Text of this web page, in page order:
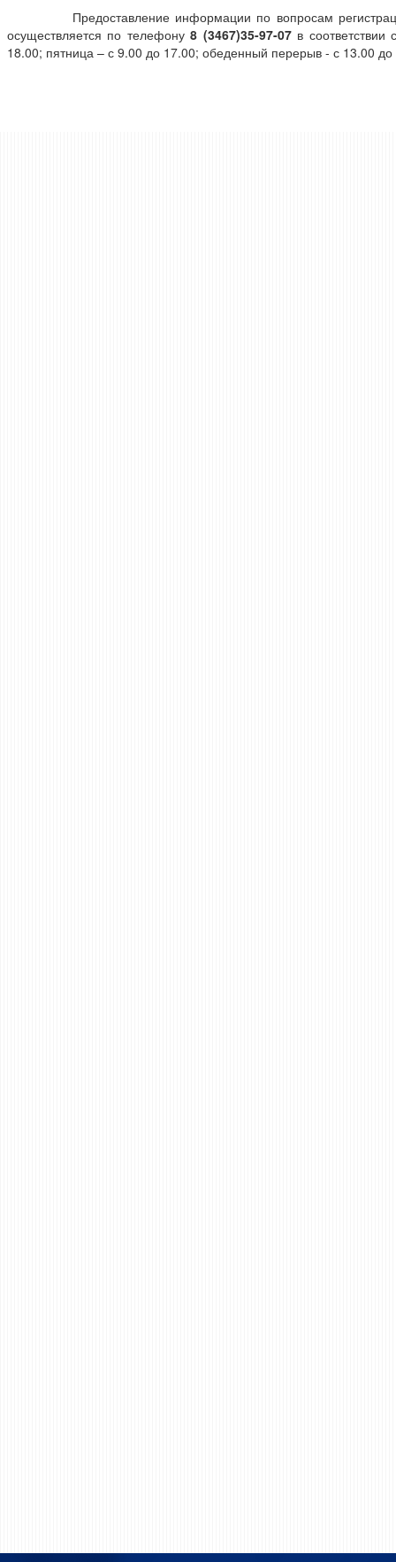
Предоставление информации по вопросам
осуществляется по телефону8 (3467)35-97-07в соответствии
18.00; пятница – с 9.00 до 17.00; обеденный перерыв - с 13.00